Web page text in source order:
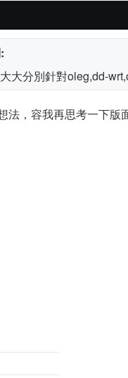
大分別針對oleg,dd-
法，容我再思考一下